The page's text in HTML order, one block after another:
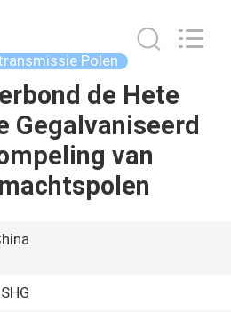
Polen
de Hete
Gegalvaniseerd
van